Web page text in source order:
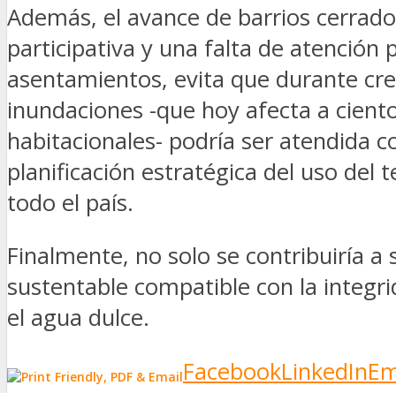
Además, el avance de barrios
participativa y una falta de atención
asentamientos, evita que durante
inundaciones -que hoy afecta a
habitacionales- podría ser atendida
planificación estratégica del uso del
todo el país.
Finalmente, no solo se contribuiría
sustentable compatible con la
el agua dulce.
FacebookLinkedIn